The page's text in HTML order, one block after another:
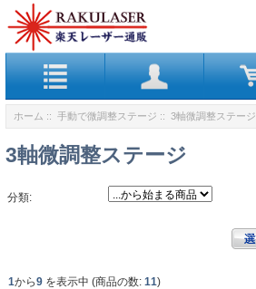
ホーム :: 手動で微調整ステージ :: 3軸微調整ステージ
3軸微調整ステージ
分類:
1から9 を表示中 (商品の数: 11)